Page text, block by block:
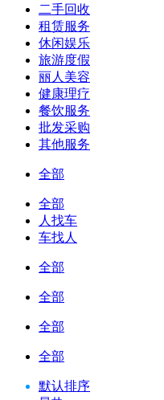
二手回收
租赁服务
休闲娱乐
旅游度假
丽人美容
健康理疗
餐饮服务
批发采购
其他服务
全部
全部
人找车
车找人
全部
全部
全部
全部
默认排序